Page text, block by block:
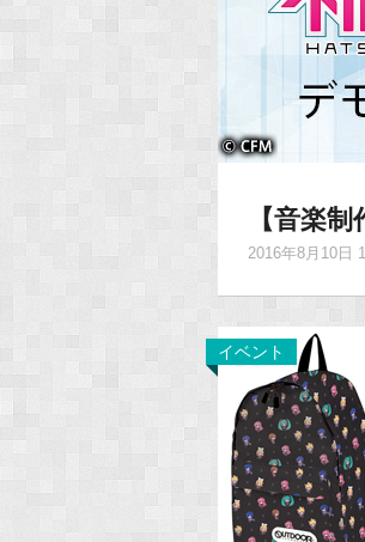
【音楽
2016年8月10日
イベント